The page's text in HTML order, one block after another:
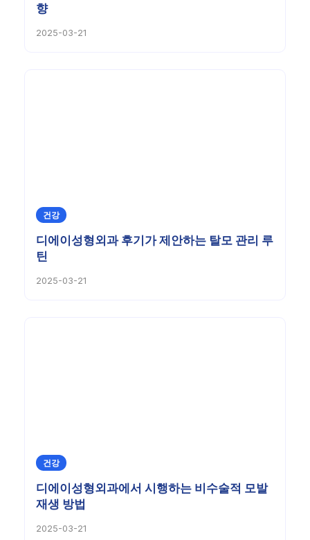
향
2025-03-21
건강
디에이성형외과 후기가 제안하는 탈모 관리 루
틴
2025-03-21
건강
디에이성형외과에서 시행하는 비수술적 모발
재생 방법
2025-03-21